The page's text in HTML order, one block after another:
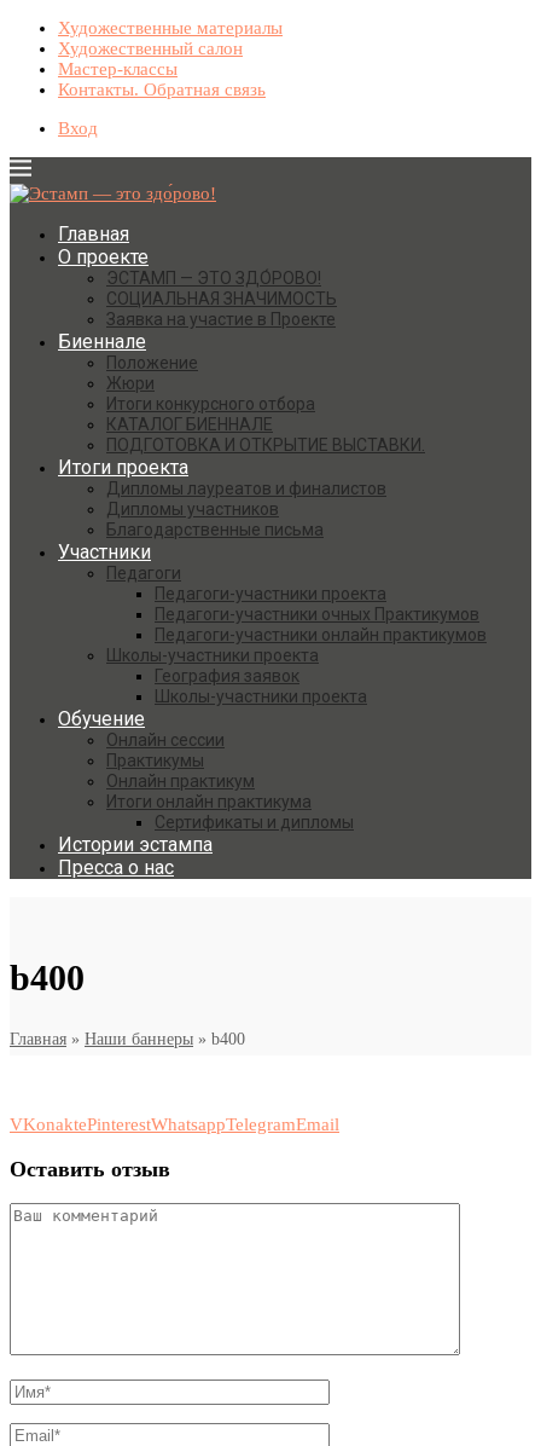
Художественные материалы
Художественный салон
Мастер-классы
Контакты. Обратная связь
Вход
Главная
О проекте
ЭСТАМП — ЭТО ЗДО́РОВО!
СОЦИАЛЬНАЯ ЗНАЧИМОСТЬ
Заявка на участие в Проекте
Биеннале
Положение
Жюри
Итоги конкурсного отбора
КАТАЛОГ БИЕННАЛЕ
ПОДГОТОВКА И ОТКРЫТИЕ ВЫСТАВКИ.
Итоги проекта
Дипломы лауреатов и финалистов
Дипломы участников
Благодарственные письма
Участники
Педагоги
Педагоги-участники проекта
Педагоги-участники очных Практикумов
Педагоги-участники онлайн практикумов
Школы-участники проекта
География заявок
Школы-участники проекта
Обучение
Онлайн сессии
Практикумы
Онлайн практикум
Итоги онлайн практикума
Сертификаты и дипломы
Истории эстампа
Пресса о нас
b400
Главная » Наши баннеры » b400
VKonaktePinterestWhatsappTelegramEmail
Оставить отзыв